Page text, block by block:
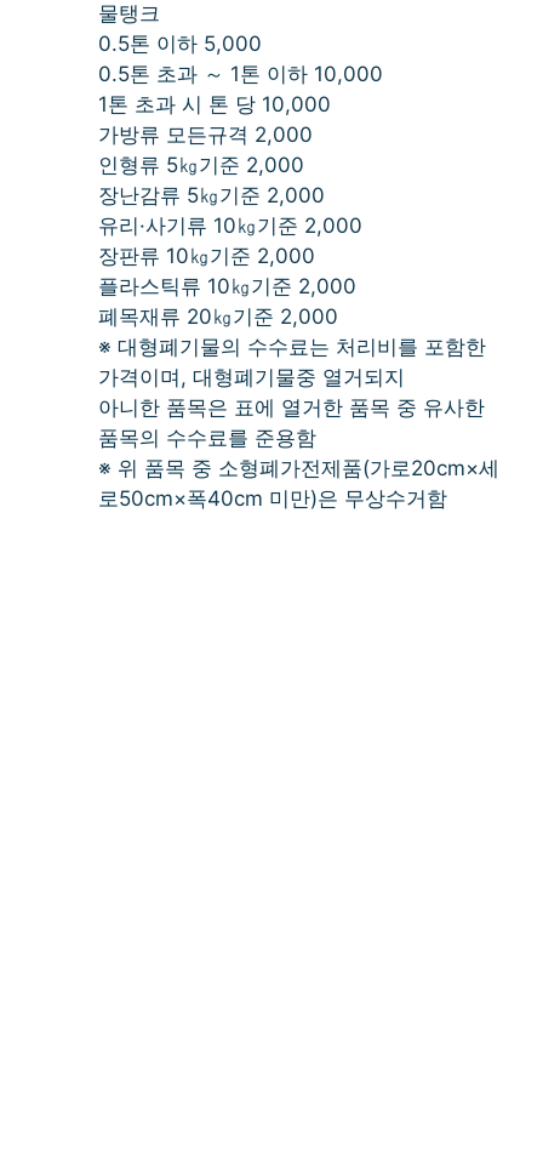
물탱크
0.5톤 이하 5,000
0.5톤 초과 ～ 1톤 이하 10,000
1톤 초과 시 톤 당 10,000
가방류 모든규격 2,000
인형류 5㎏기준 2,000
장난감류 5㎏기준 2,000
유리·사기류 10㎏기준 2,000
장판류 10㎏기준 2,000
플라스틱류 10㎏기준 2,000
폐목재류 20㎏기준 2,000
※ 대형폐기물의 수수료는 처리비를 포함한
가격이며, 대형폐기물중 열거되지
아니한 품목은 표에 열거한 품목 중 유사한
품목의 수수료를 준용함
※ 위 품목 중 소형폐가전제품(가로20cm×세
로50cm×폭40cm 미만)은 무상수거함